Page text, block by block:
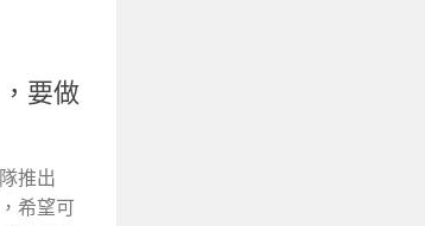
要做
推出
希望可